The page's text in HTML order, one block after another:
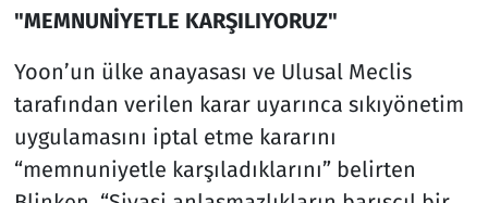
"MEMNUNİYETLE KARŞILIYORUZ"
Yoon’un ülke anayasası ve Ulusal Meclis
tarafından verilen karar uyarınca sıkıyönetim
uygulamasını iptal etme kararını
“memnuniyetle karşıladıklarını” belirten